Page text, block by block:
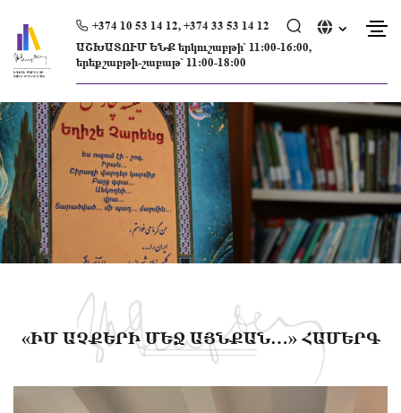
content
+374 10 53 14 12, +374 33 53 14 12
ԱՇԽԱՏՈՒՄ ԵՆՔ երկուշաբթի՝ 11։00-16։00,
երեքշաբթի-շաբաթ՝ 11։00-18։00
«ԻՄ ԱՉՔԵՐԻ ՄԵՋ ԱՅՆՔԱՆ…» ՀԱՄԵՐԳ